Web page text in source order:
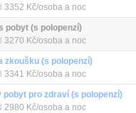
3352 Kč/osoba a noc
pobyt (s polopenzí)
3270 Kč/osoba a noc
zkoušku (s polopenzí)
3341 Kč/osoba a noc
pobyt pro zdraví (s polopenzí)
2980 Kč/osoba a noc